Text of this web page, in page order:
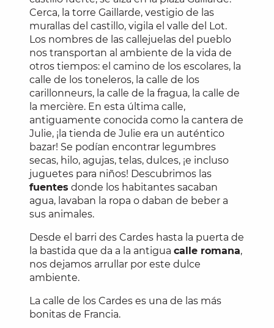
Cerca, la torre Gaillarde, vestigio de las
murallas del castillo, vigila el valle del Lot.
Los nombres de las callejuelas del pueblo
nos transportan al ambiente de la vida de
otros tiempos: el camino de los escolares, la
calle de los toneleros, la calle de los
carillonneurs, la calle de la fragua, la calle de
la mercière. En esta última calle,
antiguamente conocida como la cantera de
Julie, ¡la tienda de Julie era un auténtico
bazar! Se podían encontrar legumbres
secas, hilo, agujas, telas, dulces, ¡e incluso
juguetes para niños! Descubrimos las
fuentes donde los habitantes sacaban
agua, lavaban la ropa o daban de beber a
sus animales.
Desde el barri des Cardes hasta la puerta de
la bastida que da a la antigua calle romana,
nos dejamos arrullar por este dulce
ambiente.
La calle de los Cardes es una de las más
bonitas de Francia.